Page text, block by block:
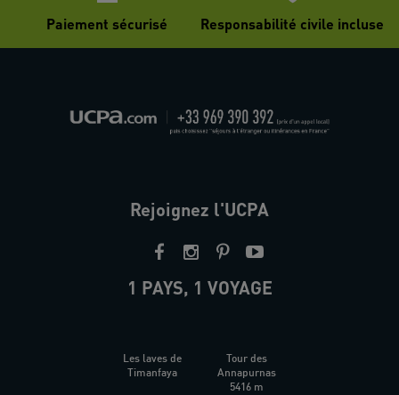
Paiement sécurisé Responsabilité civile incluse
Rejoignez l'UCPA
1 PAYS, 1 VOYAGE
Les laves de
Timanfaya
Tour des
Annapurnas
5416 m